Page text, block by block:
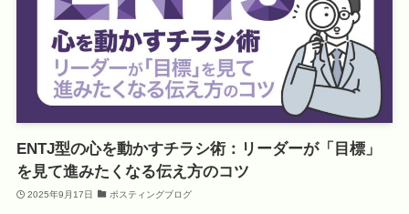
ENTJ型の心を動かすチラシ術：リーダーが「目標」
を見て進みたくなる伝え方のコツ
2025年9月17日 ポスティングブログ